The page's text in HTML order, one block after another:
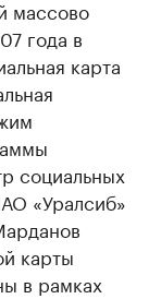
массово
года в
карта
социальных
«Уралсиб»
карты
в рамках